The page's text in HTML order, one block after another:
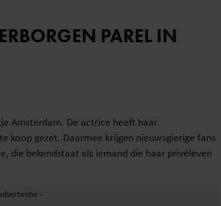
PAREL IN
Amsterdam. De actrice heeft haar
koop gezet. Daarmee krijgen nieuwsgierige fans
die bekendstaat als iemand die haar privéleven